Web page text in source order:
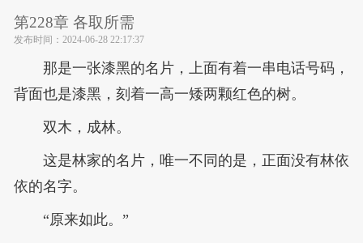
第228章 各取所需
发布时间： 2024-06-28 22:17:37
那是一张漆黑的名片，上面有着一串电话号码，
背面也是漆黑，刻着一高一矮两颗红色的树。
双木，成林。
这是林家的名片，唯一不同的是，正面没有林依
依的名字。
“原来如此。”